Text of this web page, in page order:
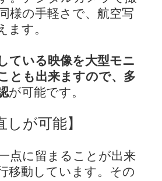
様の手軽さで、航空写
ます。
ている映像を大型モニ
とも出来ますので、多
が可能です。
しが可能】
点に留まることが出来
移動しています。その